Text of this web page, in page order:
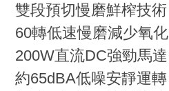
雙段預切慢磨鮮榨技術
60轉低速慢磨減少氧化
200W直流DC強勁馬達
約65dBA低噪安靜運轉